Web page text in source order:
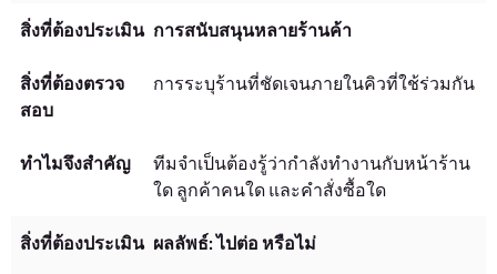
การสนับสนุนหลายร้านค้า
การระบุร้านที่ชัดเจนภายในคิวที่ใช้ร่วมกัน
ทีมจำเป็นต้องรู้ว่ากำลังทำงานกับหน้าร้าน
ใด ลูกค้าคนใด และคำสั่งซื้อใด
ผลลัพธ์: ไปต่อ หรือไม่